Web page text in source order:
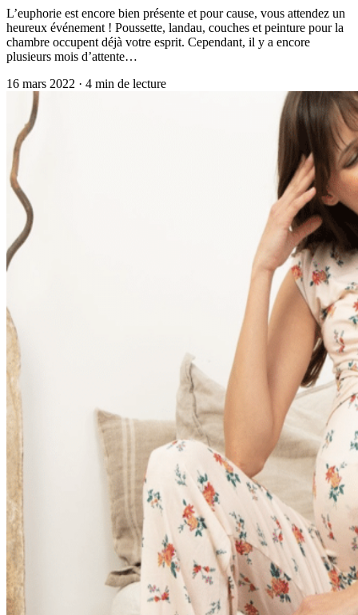
L’euphorie est encore bien présente et pour cause, vous attendez un
heureux événement ! Poussette, landau, couches et peinture pour la
chambre occupent déjà votre esprit. Cependant, il y a encore
plusieurs mois d’attente…
16 mars 2022 · 4 min de lecture